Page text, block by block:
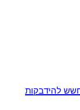
להידבקות